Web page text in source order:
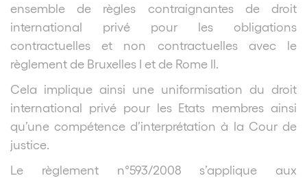
ensemble de règles contraignantes de droit
international privé pour les obligations
contractuelles et non contractuelles avec le
règlement de Bruxelles I et de Rome II.
Cela implique ainsi une uniformisation du droit
international privé pour les Etats membres ainsi
qu’une compétence d’interprétation à la Cour de
justice.
Le règlement n°593/2008 s’applique aux